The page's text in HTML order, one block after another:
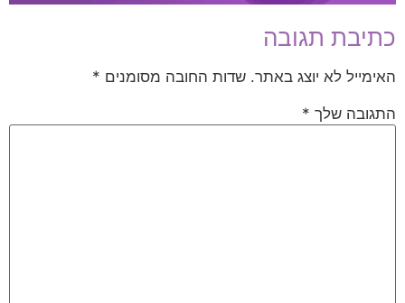
כתיבת תגובה
האימייל לא יוצג באתר. שדות החובה מסומנים *
התגובה שלך *